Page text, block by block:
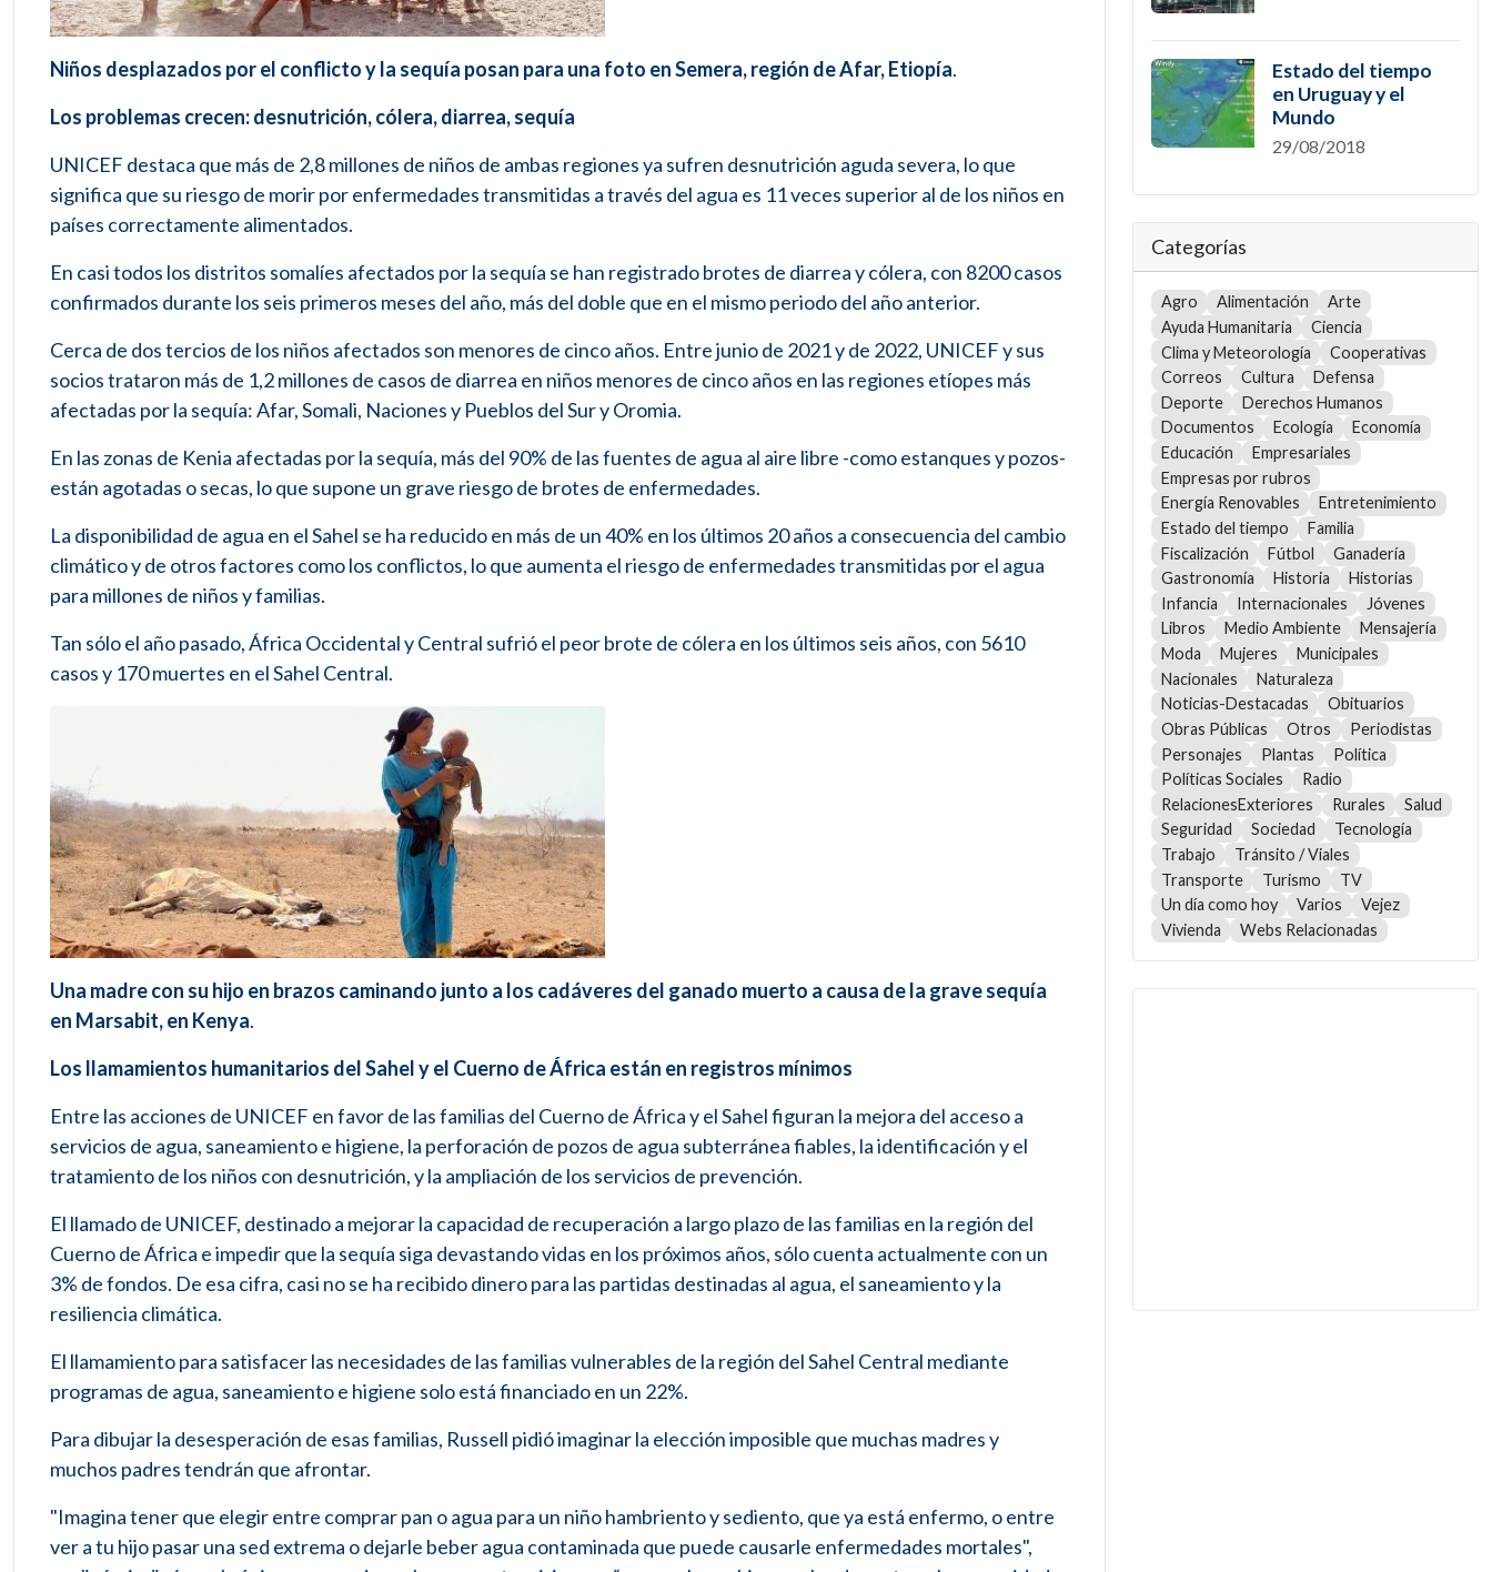
Niños desplazados por el conflicto y la sequía posan para una foto en Semera, región de Afar, Etiopía.
Los problemas crecen: desnutrición, cólera, diarrea, sequía
UNICEF destaca que más de 2,8 millones de niños de ambas regiones ya sufren desnutrición aguda severa, lo que
significa que su riesgo de morir por enfermedades transmitidas a través del agua es 11 veces superior al de los niños en
países correctamente alimentados.
En casi todos los distritos somalíes afectados por la sequía se han registrado brotes de diarrea y cólera, con 8200 casos
confirmados durante los seis primeros meses del año, más del doble que en el mismo periodo del año anterior.
Cerca de dos tercios de los niños afectados son menores de cinco años. Entre junio de 2021 y de 2022, UNICEF y sus
socios trataron más de 1,2 millones de casos de diarrea en niños menores de cinco años en las regiones etíopes más
afectadas por la sequía: Afar, Somali, Naciones y Pueblos del Sur y Oromia.
En las zonas de Kenia afectadas por la sequía, más del 90% de las fuentes de agua al aire libre -como estanques y pozos-
están agotadas o secas, lo que supone un grave riesgo de brotes de enfermedades.
La disponibilidad de agua en el Sahel se ha reducido en más de un 40% en los últimos 20 años a consecuencia del cambio
climático y de otros factores como los conflictos, lo que aumenta el riesgo de enfermedades transmitidas por el agua
para millones de niños y familias.
Tan sólo el año pasado, África Occidental y Central sufrió el peor brote de cólera en los últimos seis años, con 5610
casos y 170 muertes en el Sahel Central.
Una madre con su hijo en brazos caminando junto a los cadáveres del ganado muerto a causa de la grave sequía
en Marsabit, en Kenya.
Los llamamientos humanitarios del Sahel y el Cuerno de África están en registros mínimos
Entre las acciones de UNICEF en favor de las familias del Cuerno de África y el Sahel figuran la mejora del acceso a
servicios de agua, saneamiento e higiene, la perforación de pozos de agua subterránea fiables, la identificación y el
tratamiento de los niños con desnutrición, y la ampliación de los servicios de prevención.
El llamado de UNICEF, destinado a mejorar la capacidad de recuperación a largo plazo de las familias en la región del
Cuerno de África e impedir que la sequía siga devastando vidas en los próximos años, sólo cuenta actualmente con un
3% de fondos. De esa cifra, casi no se ha recibido dinero para las partidas destinadas al agua, el saneamiento y la
resiliencia climática.
El llamamiento para satisfacer las necesidades de las familias vulnerables de la región del Sahel Central mediante
programas de agua, saneamiento e higiene solo está financiado en un 22%.
Para dibujar la desesperación de esas familias, Russell pidió imaginar la elección imposible que muchas madres y
muchos padres tendrán que afrontar.
"Imagina tener que elegir entre comprar pan o agua para un niño hambriento y sediento, que ya está enfermo, o entre
ver a tu hijo pasar una sed extrema o dejarle beber agua contaminada que puede causarle enfermedades mortales",
Estado del tiempo
en Uruguay y el
Mundo
29/08/2018
Categorías
Agro Alimentación
Arte
Ayuda Humanitaria
Ciencia
Clima y Meteorología
Cooperativas
Correos
Cultura
Defensa
Deporte
Derechos Humanos
Documentos
Ecología
Economía
Educación
Empresariales
Empresas por rubros
Energía Renovables
Entretenimiento
Estado del tiempo
Familia
Fiscalización
Fútbol
Ganadería
Gastronomía
Historia
Historias
Infancia
Internacionales
Jóvenes
Libros
Medio Ambiente
Mensajería
Moda
Mujeres
Municipales
Nacionales
Naturaleza
Noticias-Destacadas
Obituarios
Obras Públicas
Otros
Periodistas
Personajes
Plantas
Política
Políticas Sociales
Radio
RelacionesExteriores
Rurales
Salud
Seguridad
Sociedad
Tecnología
Trabajo
Tránsito / Viales
Transporte
Turismo
TV
Un día como hoy
Varios
Vejez
Vivienda
Webs Relacionadas